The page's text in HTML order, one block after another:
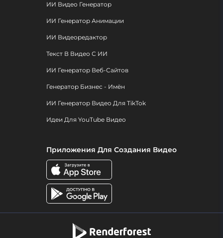
ИИ Видео Генератор
ИИ Генератор Анимации
ИИ Видеоредактор
Текст В Видео С ИИ
ИИ Генератор Веб-Сайтов
Генератор Бизнес - Имён
ИИ Генератор Видео Для TikTok
Идеи Для YouTube Видео
Приложения Для Создания Видео